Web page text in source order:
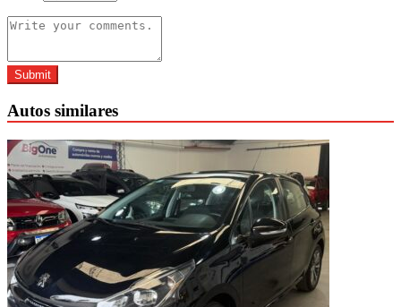
Submit
Autos similares